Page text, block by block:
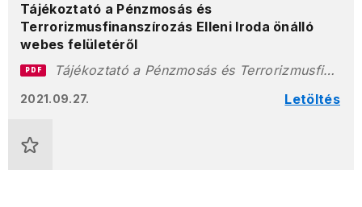
Tájékoztató a Pénzmosás és
Terrorizmusfinanszírozás Elleni Iroda önálló
webes felületéről
2021.09.27. Letöltés
PDF Tájékoztató a Pénzmosás és Terrorizmusfinanszírozás Elleni Iroda önálló webes felületér_l.pdf